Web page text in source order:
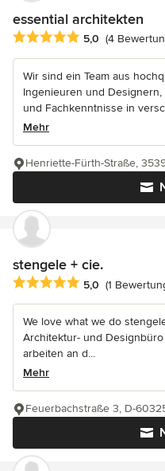
essential architekten
Durchschnittliche
5,0 (4
Wir sind ein Team aus
Ingenieuren und
und Fachkenntnisse in
Mehr
Henriette-Fürth-Straße,
stengele + cie.
Durchschnittliche
5,0 (1
We love what we do
Architektur- und
arbeiten an d...
Mehr
Feuerbachstraße 3, D-